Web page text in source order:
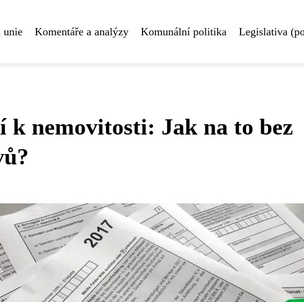
unie Komentáře a analýzy Komunální politika Legislativa
k nemovitosti: Jak na to bez